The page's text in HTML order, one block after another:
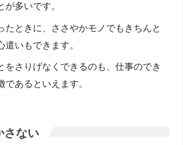
が多いです。
たときに、ささやかモノでもきちんと
遣いもできます。
をさりげなくできるのも、仕事のでき
であるといえます。
ない